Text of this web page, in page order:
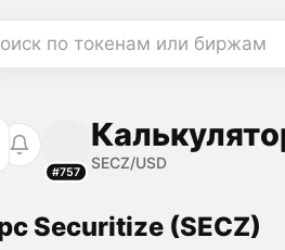
по токенам или биржам
#757
SECZ/USD
Securitize (SECZ)